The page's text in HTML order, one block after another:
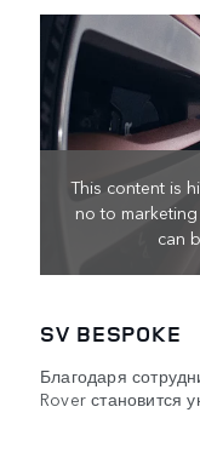
SV BESPOKE
Благодаря
Rover становится
This content is
no to
can